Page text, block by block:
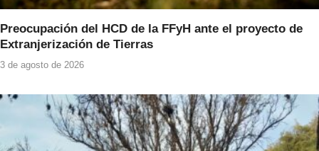
Preocupación del HCD de la FFyH ante el proyecto de
Extranjerización de Tierras
3 de agosto de 2026